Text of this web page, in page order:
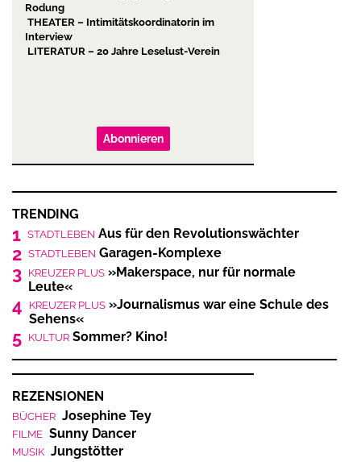
Rodung
THEATER – Intimitätskoordinatorin im
Interview
LITERATUR – 20 Jahre Leselust-Verein
Abonnieren
TRENDING
1 STADTLEBEN Aus für den Revolutionswächter
2 STADTLEBEN Garagen-Komplexe
3 KREUZER PLUS »Makerspace, nur für normale
Leute«
4 KREUZER PLUS »Journalismus war eine Schule des
Sehens«
5 KULTUR Sommer? Kino!
REZENSIONEN
BÜCHER Josephine Tey
FILME Sunny Dancer
MUSIK Jungstötter